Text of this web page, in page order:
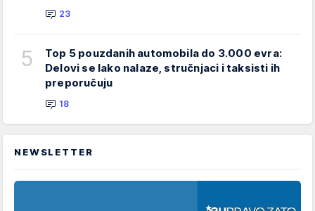
23
5
Top 5 pouzdanih automobila do 3.000 evra:
Delovi se lako nalaze, stručnjaci i taksisti ih
preporučuju
18
NEWSLETTER